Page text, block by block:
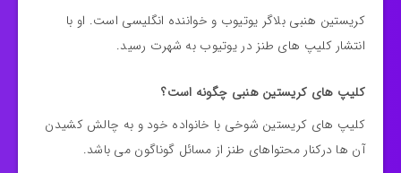
کریستین هنبی بلاگر یوتیوب و خواننده انگلیسی است. او با
انتشار کلیپ های طنز در یوتیوب به شهرت رسید.
کلیپ های کریستین هنبی چگونه است؟
کلیپ های کریستین شوخی با خانواده خود و به چالش کشیدن
آن ها درکنار محتواهای طنز از مسائل گوناگون می باشد.